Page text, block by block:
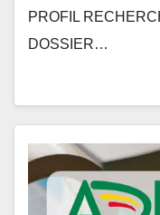
PROFIL
DOSSIER…